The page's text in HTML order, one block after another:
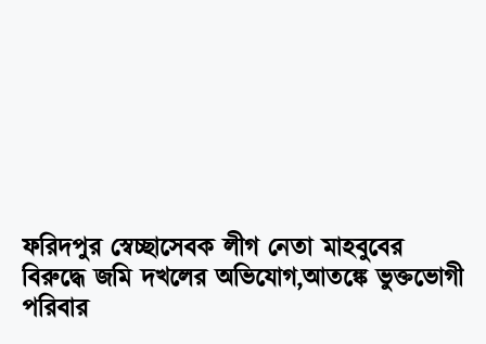
ফরিদপুর স্বেচ্ছাসেবক লীগ নেতা মাহবুবের
বিরুদ্ধে জমি দখলের অভিযোগ,আতঙ্কে ভুক্তভোগী
পরিবার